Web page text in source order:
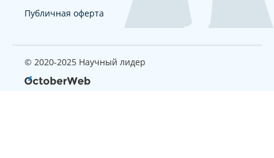
Публичная оферта
© 2020-2025 Научный лидер